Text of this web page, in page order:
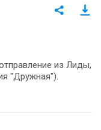
из Лиды,
"Дружная").